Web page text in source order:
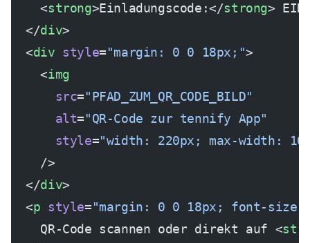
    <
strong>Einladungscode:</strong>
  </
div>
  <
div style="margin: 0 0 18px;">
    <
img
      src
="PFAD_ZUM_QR_CODE_BILD"
      alt
="QR-Code zur tennify App"
      style
="width: 220px; max-width:
    />
  </
div>
  <
p style="margin: 0 0 18px; font-size:
    QR-Code scannen oder direkt auf <